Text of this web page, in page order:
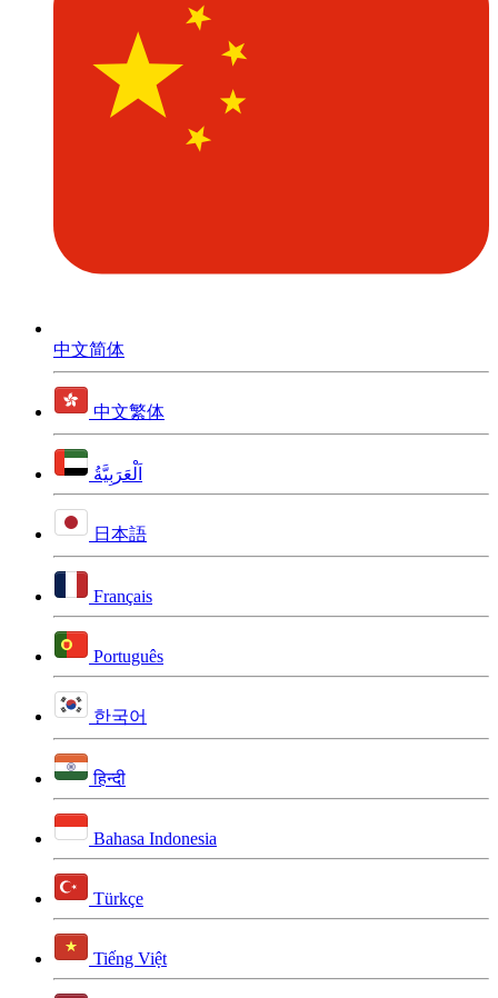
中文简体
中文繁体
اَلْعَرَبِيَّةُ
日本語
Français
Português
한국어
हिन्दी
Bahasa Indonesia
Türkçe
Tiếng Việt